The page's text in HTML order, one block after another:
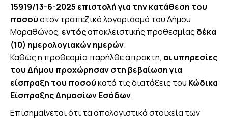
15919/13-6-2025 επιστολή για την κατάθεση του
ποσούστον τραπεζικό λογαριασμό του Δήμου
Μαραθώνος, εντόςαποκλειστικής προθεσμίας δέκα
(10) ημερολογιακών ημερών.
Καθώς η προθεσμία παρήλθε άπρακτη, οι υπηρεσίες
του Δήμου προχώρησαν στη βεβαίωση για
είσπραξη του ποσούκατά τις διατάξεις του Κώδικα
Είσπραξης Δημοσίων Εσόδων.
Επισημαίνεται ότι τα απολογιστικά στοιχεία των